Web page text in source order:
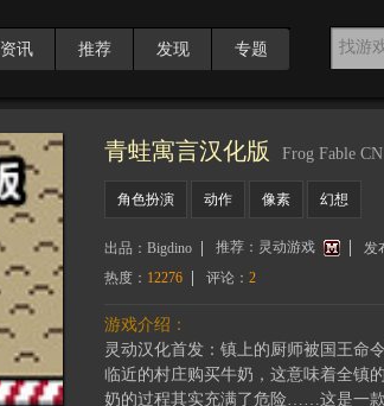
资讯 推荐 发现 专题
青蛙寓言汉化版 Frog Fable CN
角色扮演 动作 像素 幻想
出品： Bigdino 推荐： 灵动游戏 发
热度： 12276 评论： 2
游戏介绍：
灵动汉化首发：镇上的厨师被国王命
临近的村庄购买牛奶，这意味着全镇
奶的过程其实充满了危险……这是一款